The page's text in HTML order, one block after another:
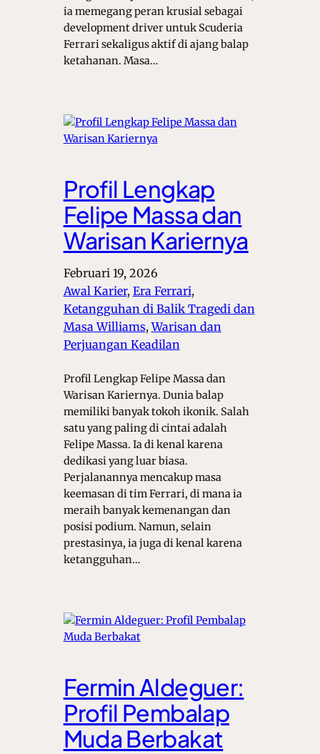
ia memegang peran krusial sebagai
development driver untuk Scuderia
Ferrari sekaligus aktif di ajang balap
ketahanan. Masa…
Profil Lengkap
Felipe Massa dan
Warisan Kariernya
Februari 19, 2026
Awal Karier, Era Ferrari
Ketangguhan di Balik Tragedi dan
Masa Williams, Warisan dan
Perjuangan Keadilan
Profil Lengkap Felipe Massa dan
Warisan Kariernya. Dunia balap
memiliki banyak tokoh ikonik. Salah
satu yang paling di cintai adalah
Felipe Massa. Ia di kenal karena
dedikasi yang luar biasa.
Perjalanannya mencakup masa
keemasan di tim Ferrari, di mana ia
meraih banyak kemenangan dan
posisi podium. Namun, selain
prestasinya, ia juga di kenal karena
ketangguhan…
Fermin Aldeguer:
Profil Pembalap
Muda Berbakat